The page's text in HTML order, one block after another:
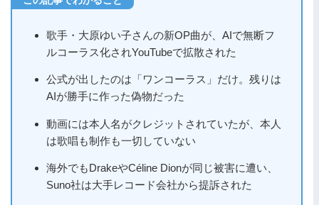
歌手・大原ゆい子さんの新OP曲が、AIで無断フ
ルコーラス化されYouTubeで拡散された
公式が出したのは「ワンコーラス」だけ。残りは
AIが勝手に作った偽物だった
動画には本人名がクレジットされていたが、本人
は歌唱も制作も一切していない
海外でもDrakeやCéline Dionが同じ被害に遭い、
Suno社は大手レコード会社から提訴された